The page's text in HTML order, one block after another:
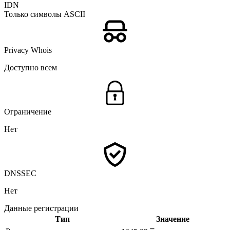
IDN
Только символы ASCII
Privacy Whois
Доступно всем
Ограничение
Нет
DNSSEC
Нет
Данные регистрации
Тип
Значение